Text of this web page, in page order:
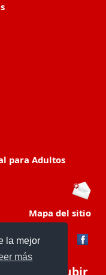
la mejor
más
para Adultos
Mapa del sitio
Subir